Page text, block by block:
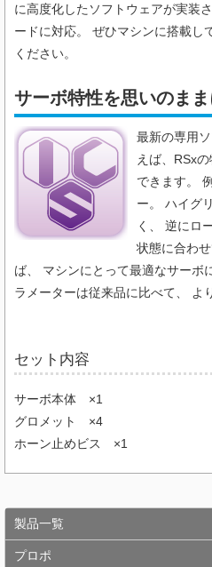
に高度化したソフトウェアが実装
ードに対応。 ぜひマシンに搭載し
ください。
サーボ特性を思いのま
最新の専用
えば、RSx
できます。
ー。 ハイグ
く、 逆にロ
状態に合わ
ば、 マシンにとって最適なサーボ
ラメーターは従来品に比べて、 よ
セット内容
サーボ本体 ×1
グロメット ×4
ホーン止めビス ×1
製品一覧
プロポ